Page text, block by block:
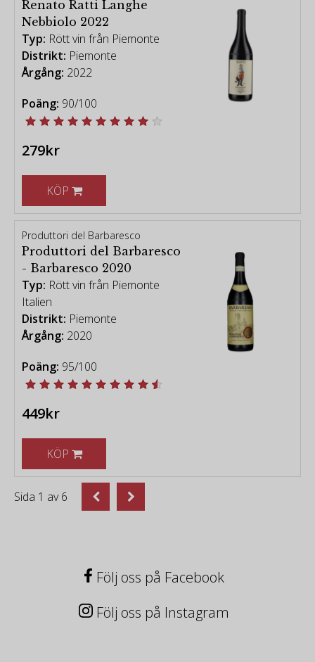
Renato Ratti Langhe
Nebbiolo 2022
Typ: Rött vin från Piemonte
Distrikt: Piemonte
Årgång: 2022
Poäng: 90/100
279kr
KÖP
Produttori del Barbaresco
Produttori del Barbaresco
- Barbaresco 2020
Typ: Rött vin från Piemonte
Italien
Distrikt: Piemonte
Årgång: 2020
Poäng: 95/100
449kr
KÖP
Sida 1 av6
Följ oss på Facebook
Följ oss på Instagram